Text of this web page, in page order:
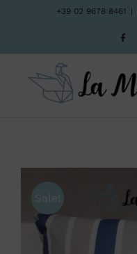
+39 02 9678 8461
Sale!